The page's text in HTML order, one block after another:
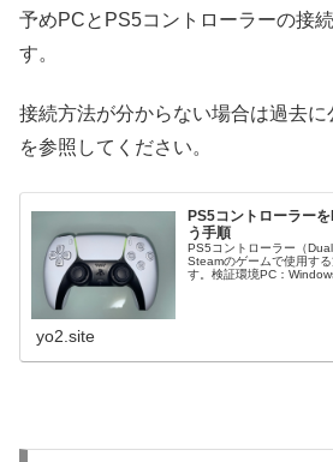
予めPCとPS5コントローラーの接
す。
接続方法が分からない場合は過去
を参照してください。
PS5コントローラー
う手順
PS5コントローラー（
Steamのゲームで使用す
す。検証環境PC：
yo2.site